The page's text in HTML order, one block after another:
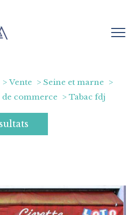
Vente
Seine et marne
de commerce Tabac fdj